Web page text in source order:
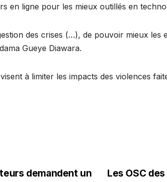
en ligne pour les mieux outillés en
des crises (…), de pouvoir mieux les
Gueye Diawara.
à limiter les impacts des violences
Les OSC
demandent un